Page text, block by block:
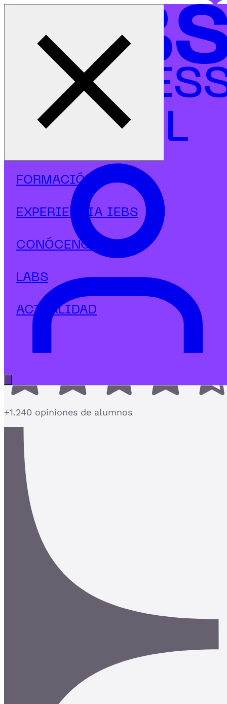
FORMACIÓN
EXPERIENCIA IEBS
CONÓCENOS
LABS
ACTUALIDAD
Inicio
Programas
Marketing Digital
Executive Máster en Marketing Digital, Analítica y UX
Executive Máster en Marketing
Digital, Analítica y UX
El Executive Máster de Marketing Digital más
completo con Analítica y UX
+1.240 opiniones de alumnos